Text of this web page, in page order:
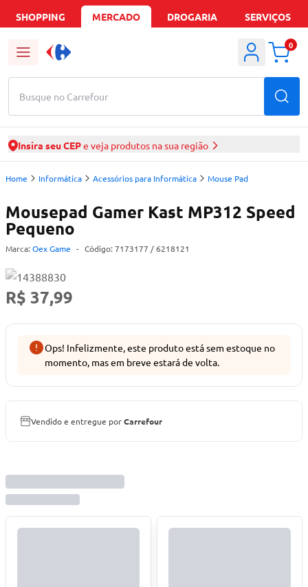
SHOPPING MERCADO DROGARIA SERVIÇOS
Busque no Carrefour
0
Insira seu CEPe veja produtos na sua região
Home Informática Acessórios para Informática Mouse Pad
Mousepad Gamer Kast MP312 Speed
Pequeno
Marca: Oex Game - Código: 7173177 / 6218121
R$ 37,99
Ops! Infelizmente, este produto está sem estoque no
momento, mas em breve estará de volta.
Vendido e entregue porCarrefour